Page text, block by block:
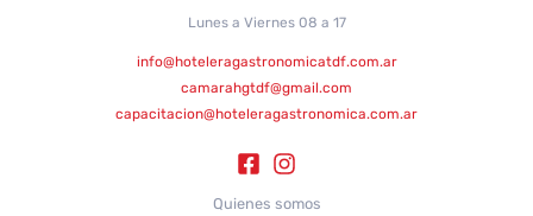
Lunes a Viernes 08 a 17
info@hoteleragastronomicatdf.com.ar
camarahgtdf@gmail.com
capacitacion@hoteleragastronomica.com.ar
Quienes somos